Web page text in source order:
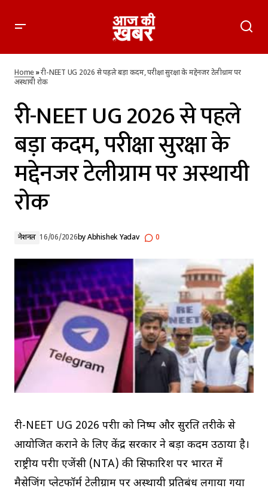
टेलीग्राम पर अस्थायी रोक
Home»री-NEET UG 2026 से पहले बड़ा कदम, परीक्षा सुरक्षा के मद्देनजर टेलीग्राम पर
अस्थायी रोक
री-NEET UG 2026 से पहले
बड़ा कदम, परीक्षा सुरक्षा के
मद्देनजर टेलीग्राम पर अस्थायी
रोक
नेशनल 16/06/2026byAbhishek Yadav 0
री-NEET UG 2026 परीक्षा को निष्पक्ष और सुरक्षित तरीके से
आयोजित कराने के लिए केंद्र सरकार ने बड़ा कदम उठाया है।
राष्ट्रीय परीक्षा एजेंसी (NTA) की सिफारिश पर भारत में
मैसेजिंग प्लेटफॉर्म टेलीग्राम पर अस्थायी प्रतिबंध लगाया गया